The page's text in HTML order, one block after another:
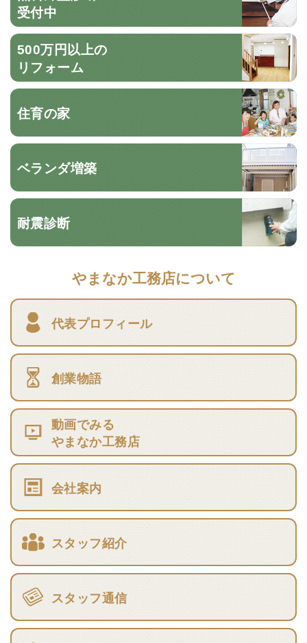
受付中
500万円以上の
リフォーム
住育の家
ベランダ増築
耐震診断
やまなか工務店について
代表プロフィール
創業物語
動画でみる
やまなか工務店
会社案内
スタッフ紹介
スタッフ通信